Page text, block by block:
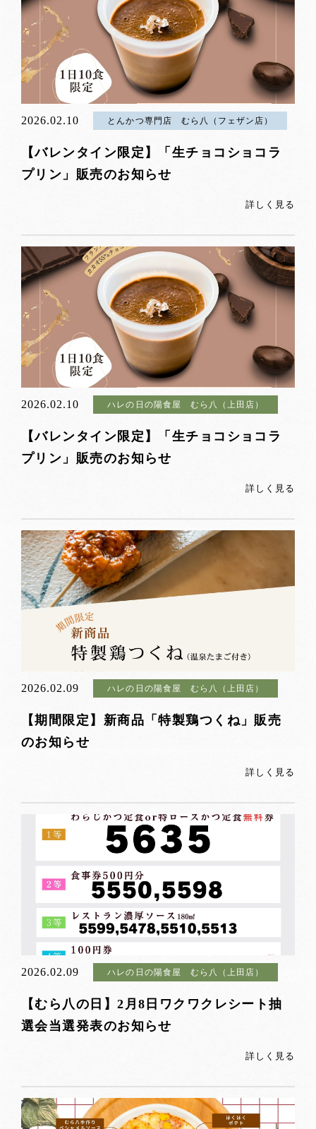
2026.02.10 とんかつ専門店 むら八（フェザン店）
【バレンタイン限定】「生チョコショコラ
プリン」販売のお知らせ
詳しく見る
2026.02.10 ハレの日の陽食屋 むら八（上田店）
【バレンタイン限定】「生チョコショコラ
プリン」販売のお知らせ
詳しく見る
2026.02.09 ハレの日の陽食屋 むら八（上田店）
【期間限定】新商品「特製鶏つくね」販売
のお知らせ
詳しく見る
2026.02.09 ハレの日の陽食屋 むら八（上田店）
【むら八の日】2月8日ワクワクレシート抽
選会当選発表のお知らせ
詳しく見る